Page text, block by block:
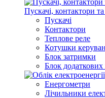
Пускачі, контактори
Пускачі
Контактори
Теплове реле
Котушки
Блок затримки
Блок додаткових
Енергометри
Лічильники